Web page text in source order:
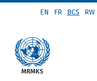
content
EN FR BCS RW